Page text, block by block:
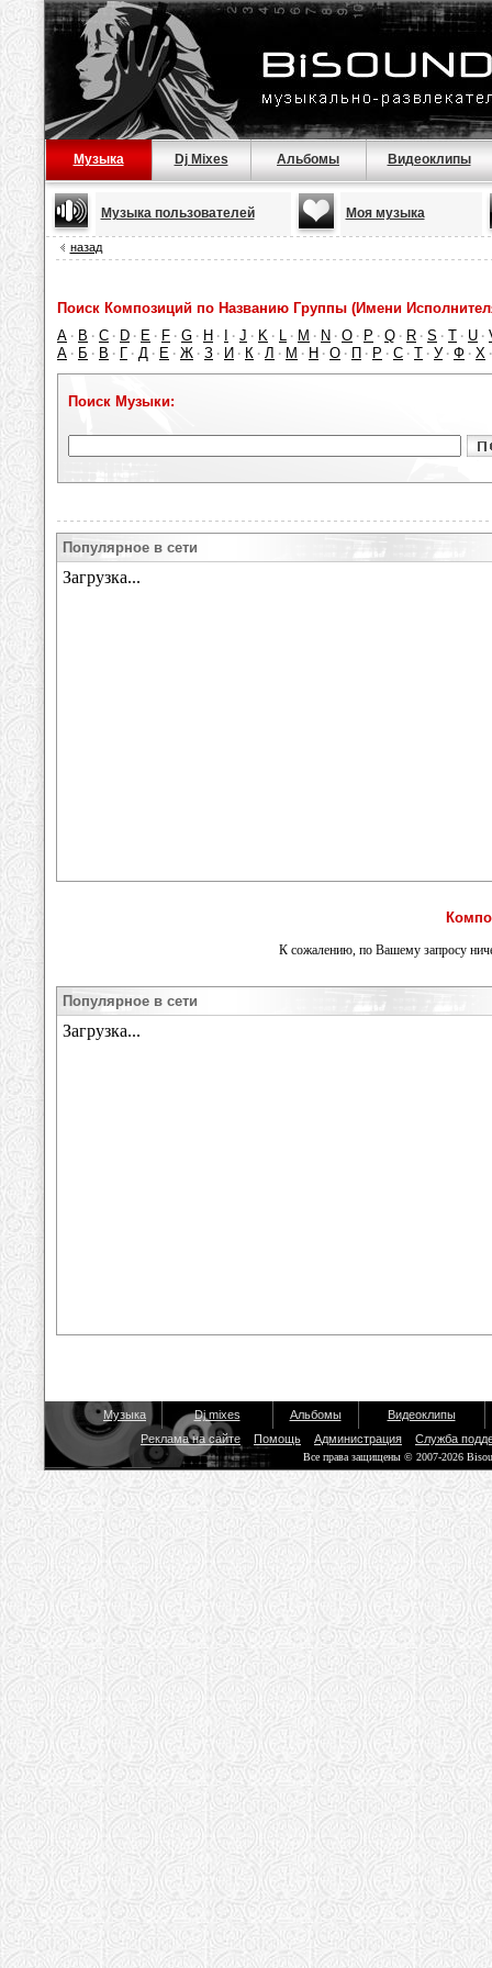
Музыка Dj Mixes Альбомы Видеоклипы
Музыка пользователей Моя музыка
назад
Поиск Композиций по Названию Группы (Имени
A · B · C · D · E · F · G · H · · J · K · L · M · N · O · P · Q · R · S · T · U ·
А · Б · В · Г · Д · Е · Ж · З · И · К · Л · М · Н · О · П · Р · С · Т · У · Ф · Х
Поиск Музыки:
Популярное в сети
К сожалению, по Вашему запросу
Популярное в сети
Музыка Dj mixes Альбомы
Видеоклипы
Реклама на сайте
Помощь Администрация Служба
Все права защищены © 2007-2026